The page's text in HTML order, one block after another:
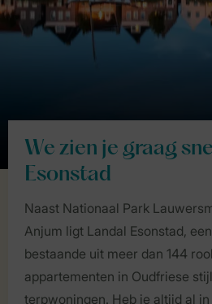
We zien je graag
Esonstad
Naast Nationaal Park
Anjum ligt Landal Esonstad,
bestaande uit meer dan 144
appartementen in Oudfriese
terpwoningen. Heb je altijd al